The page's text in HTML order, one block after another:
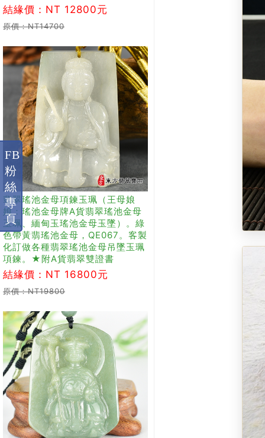
結緣價：NT 12800元
原價：NT14700
翡翠瑤池金母項鍊玉珮（王母娘
娘：瑤池金母牌A貨翡翠瑤池金母
玉珮、緬甸玉瑤池金母玉墜）。綠
色帶黃翡瑤池金母，QE067。客製
化訂做各種翡翠瑤池金母吊墜玉珮
項鍊。★附A貨翡翠雙證書
結緣價：NT 16800元
原價：NT19800
FB
粉
絲
專
頁